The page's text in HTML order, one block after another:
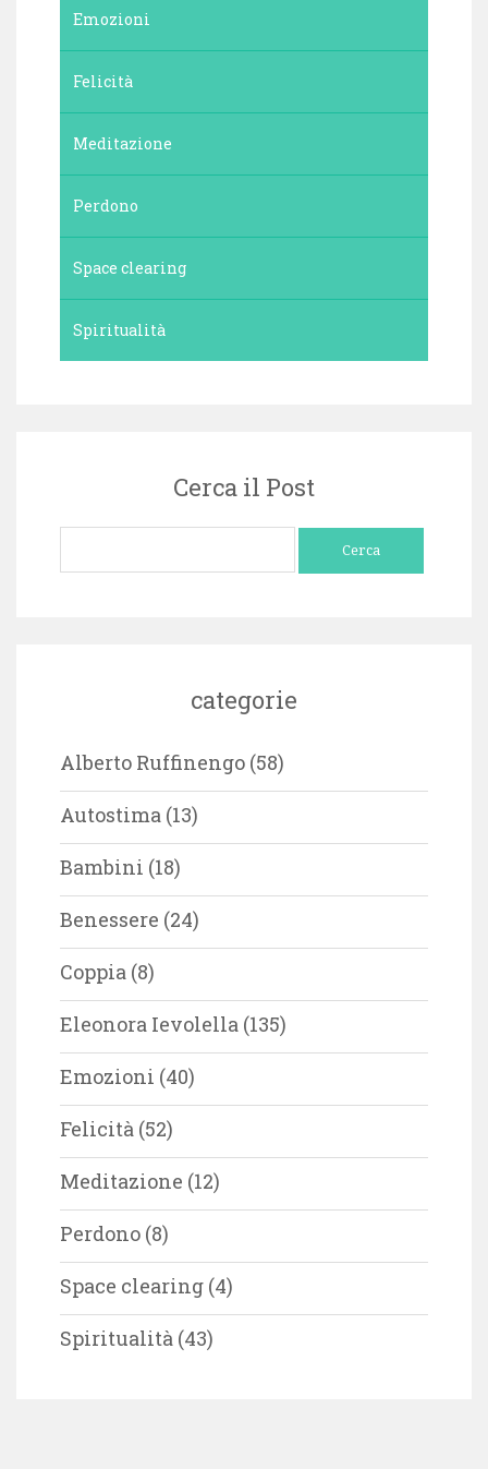
Emozioni
Felicità
Meditazione
Perdono
Space clearing
Spiritualità
Cerca il Post
categorie
Alberto Ruffinengo (58)
Autostima (13)
Bambini (18)
Benessere (24)
Coppia (8)
Eleonora Ievolella (135)
Emozioni (40)
Felicità (52)
Meditazione (12)
Perdono (8)
Space clearing (4)
Spiritualità (43)